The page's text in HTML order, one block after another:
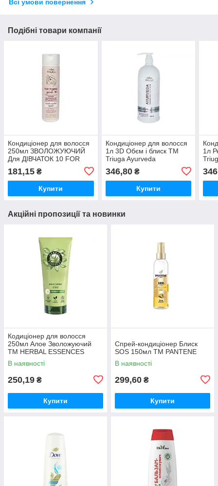
Всі умови повернення
Подібні товари компанії
Кондиціонер для волосся
250мл ЗВОЛОЖУЮЧИЙ
Для ДІВЧАТОК 10 FOR
YOUNG girls ТМ TRIUGA
181,15 ₴
Купити
Кондиціонер для волосся
1л 3D Обєм і блиск ТМ
Triuga Ayurveda
346,80₴
Купити
1л
Акційні пропозиції та новинки
Кодиціонер для волосся
250мл Алое Зволожуючий
ТМ HERBAL ESSENCES
В наявності
250,19 ₴
Купити
Спрей-кондиціонер Блиск
SOS 150мл ТМ PANTENE
В наявності
299,60 ₴
Купити